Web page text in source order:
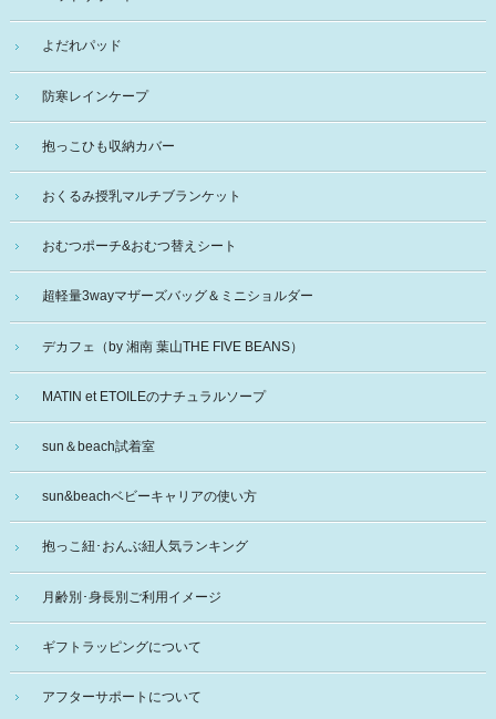
よだれパッド
防寒レインケープ
抱っこひも収納カバー
おくるみ授乳マルチブランケット
おむつポーチ&おむつ替えシート
超軽量3wayマザーズバッグ＆ミニショルダー
デカフェ（by 湘南 葉山THE FIVE BEANS）
MATIN et ETOILEのナチュラルソープ
sun＆beach試着室
sun&beachベビーキャリアの使い方
抱っこ紐･おんぶ紐人気ランキング
月齢別･身長別ご利用イメージ
ギフトラッピングについて
アフターサポートについて